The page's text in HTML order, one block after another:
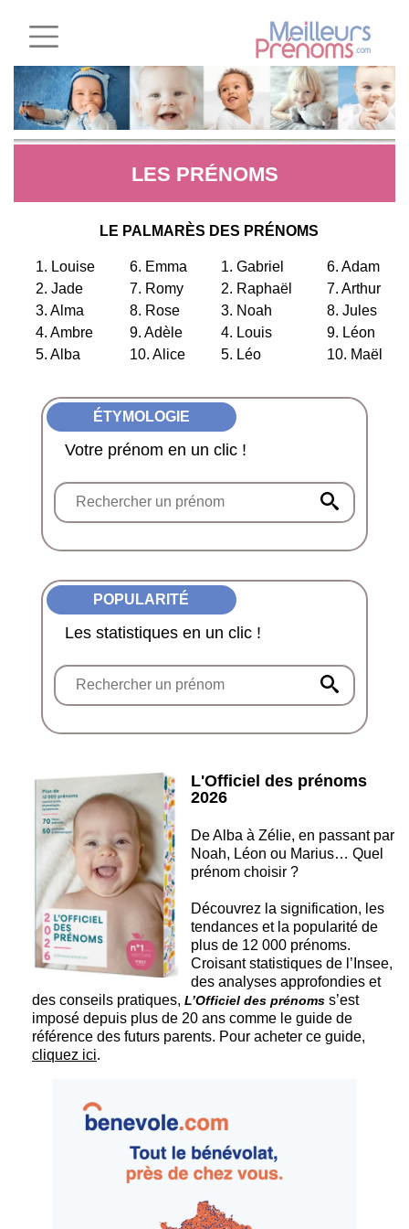
LES PRÉNOMS
LE PALMARÈS DES PRÉNOMS
1. Louise
2. Jade
3. Alma
4. Ambre
5. Alba
6. Emma
7. Romy
8. Rose
9. Adèle
10. Alice
1. Gabriel
2. Raphaël
3. Noah
4. Louis
5. Léo
6. Adam
7. Arthur
8. Jules
9. Léon
10. Maël
ÉTYMOLOGIE
Votre prénom en un clic !
POPULARITÉ
Les statistiques en un clic !
L'Officiel des prénoms
2026
De Alba à Zélie, en passant par
Noah, Léon ou Marius… Quel
prénom choisir ?
Découvrez la signification, les
tendances et la popularité de
plus de 12 000 prénoms.
Croisant statistiques de l’Insee,
des analyses approfondies et
des conseils pratiques, L’Officiel des prénoms s’est
imposé depuis plus de 20 ans comme le guide de
référence des futurs parents. Pour acheter ce guide,
cliquez ici.